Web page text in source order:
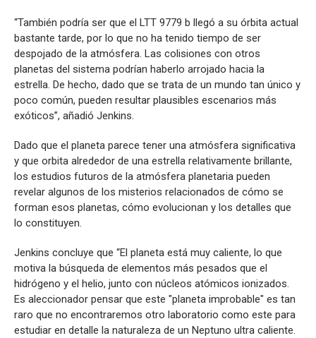
“También podría ser que el LTT 9779 b llegó a su órbita actual
bastante tarde, por lo que no ha tenido tiempo de ser
despojado de la atmósfera. Las colisiones con otros
planetas del sistema podrían haberlo arrojado hacia la
estrella. De hecho, dado que se trata de un mundo tan único y
poco común, pueden resultar plausibles escenarios más
exóticos”, añadió Jenkins.
Dado que el planeta parece tener una atmósfera significativa
y que orbita alrededor de una estrella relativamente brillante,
los estudios futuros de la atmósfera planetaria pueden
revelar algunos de los misterios relacionados de cómo se
forman esos planetas, cómo evolucionan y los detalles que
lo constituyen.
Jenkins concluye que “El planeta está muy caliente, lo que
motiva la búsqueda de elementos más pesados que el
hidrógeno y el helio, junto con núcleos atómicos ionizados.
Es aleccionador pensar que este "planeta improbable" es tan
raro que no encontraremos otro laboratorio como este para
estudiar en detalle la naturaleza de un Neptuno ultra caliente.